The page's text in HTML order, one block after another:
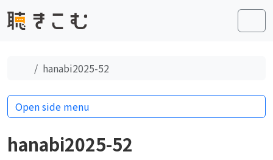
Home
hanabi2025-52
hanabi2025-52
Open side menu